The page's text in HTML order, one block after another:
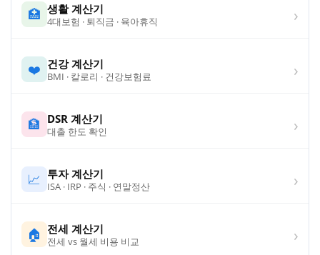
🏥 생활 계산기
4대보험 · 퇴직금 · 육아휴직 ›
❤️ 건강 계산기
BMI · 칼로리 · 건강보험료 ›
🏦 DSR 계산기
대출 한도 확인 ›
📈 투자 계산기
ISA · IRP · 주식 · 연말정산 ›
🏠 전세 계산기
전세 vs 월세 비용 비교 ›